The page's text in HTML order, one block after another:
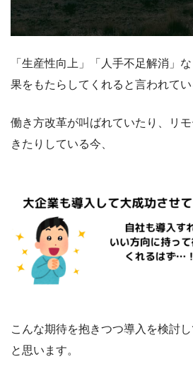
「生産性向上」「人手不足解消」
果をもたらしてくれると言われてい
働き方改革が叫ばれていたり、リ
きたりしている今、
こんな期待を抱きつつ導入を検討
と思います。